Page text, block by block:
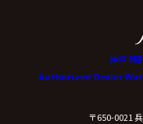
神戸 時
Authorized Dealer
〒650-0021